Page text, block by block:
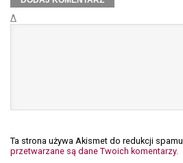
Δ
Ta strona używa Akismet do redukcji spamu.
przetwarzane są dane Twoich komentarzy.